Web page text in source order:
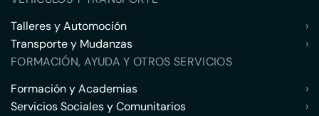
Talleres y Automoción
›
Transporte y Mudanzas
›
FORMACIÓN, AYUDA Y OTROS SERVICIOS
Formación y Academias
›
Servicios Sociales y Comunitarios
›